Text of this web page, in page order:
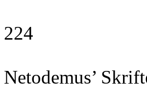
224
Netodemus’